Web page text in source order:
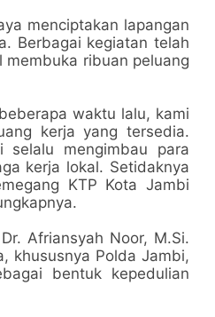
menciptakan lapangan
Berbagai kegiatan telah
ribuan peluang
waktu lalu, kami
kerja yang tersedia.
selalu mengimbau para
kerja lokal. Setidaknya
KTP Kota Jambi
Afriansyah Noor, M.Si.
khususnya Polda Jambi,
bentuk kepedulian